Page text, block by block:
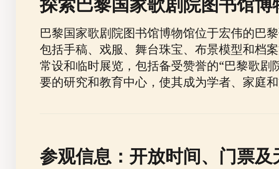
巴黎国家歌剧院图书馆博物馆位于宏伟的巴
包括手稿、戏服、舞台珠宝、布景模型和档
常设和临时展览，包括备受赞誉的“巴黎歌
要的研究和教育中心，使其成为学者、家庭
参观信息：开放时间、门票